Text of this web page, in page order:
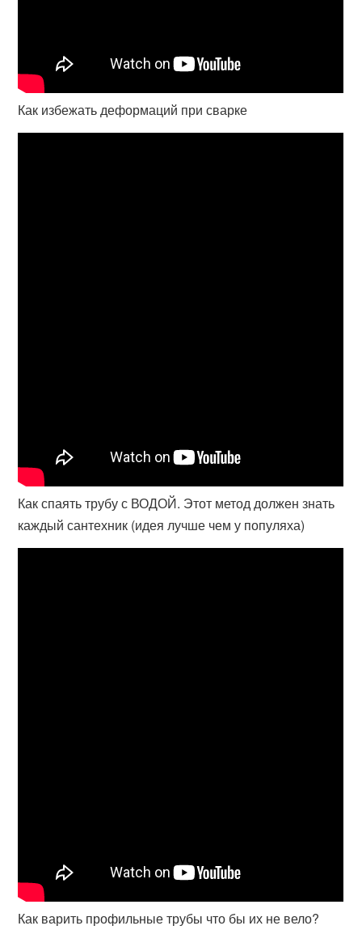
Как избежать деформаций при сварке
Как спаять трубу с ВОДОЙ. Этот метод должен знать
каждый сантехник (идея лучше чем у популяха)
Как варить профильные трубы что бы их не вело?